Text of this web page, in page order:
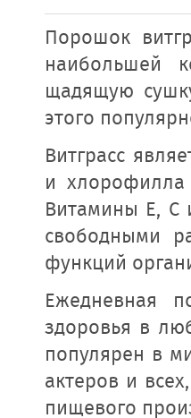
Порошок
наибольшей
щадящую
этого
Витграсс
и
Витамины Е, С
свободными
функций
Ежедневная
здоровья в
популярен в
актеров и
пищевого